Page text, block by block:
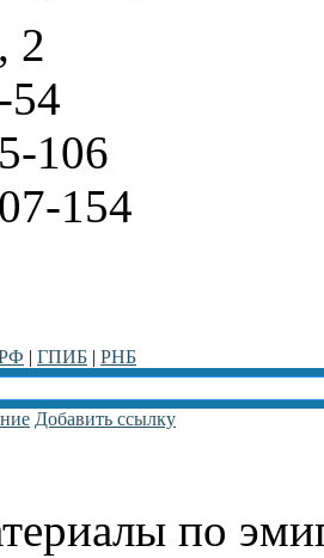
2
106
154
| ГПИБ | РНБ
Добавить ссылку
по